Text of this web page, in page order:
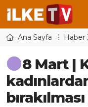
Ana Sayfa Haber
8 Mart |